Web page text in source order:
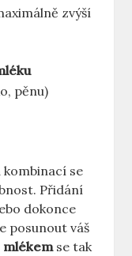
zvýší
pěnu)
se
Přidání
dokonce
posunout váš
mlékemse tak